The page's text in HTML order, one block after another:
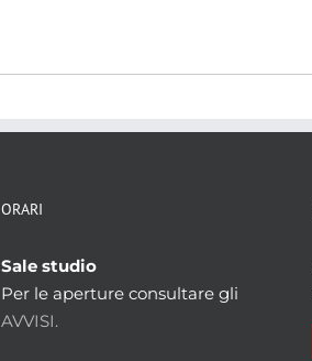
ORARI
Sale studio
Per le aperture consultare gli
AVVISI.